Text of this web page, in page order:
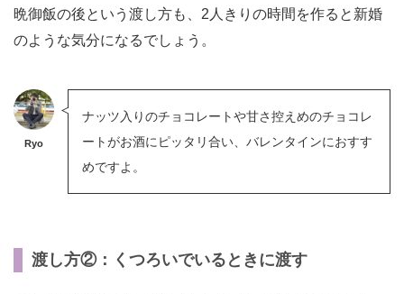
晩御飯の後という渡し方も、2人きりの時間を作ると新婚
のような気分になるでしょう。
Ryo
ナッツ入りのチョコレートや甘さ控えめのチョコレ
ートがお酒にピッタリ合い、バレンタインにおすす
めですよ。
渡し方②：くつろいでいるときに渡す